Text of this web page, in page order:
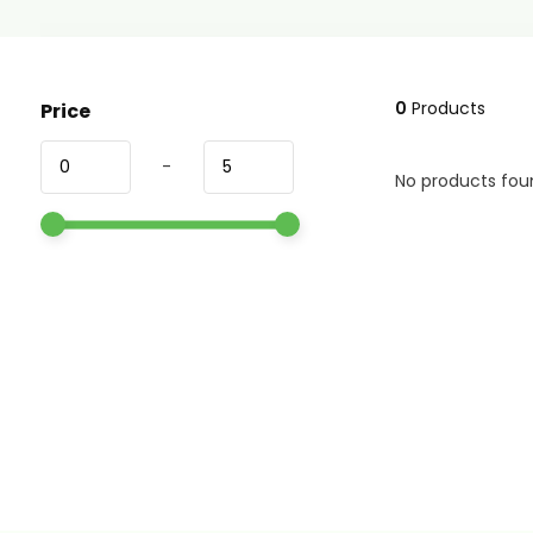
Price
-
0 Products
No products